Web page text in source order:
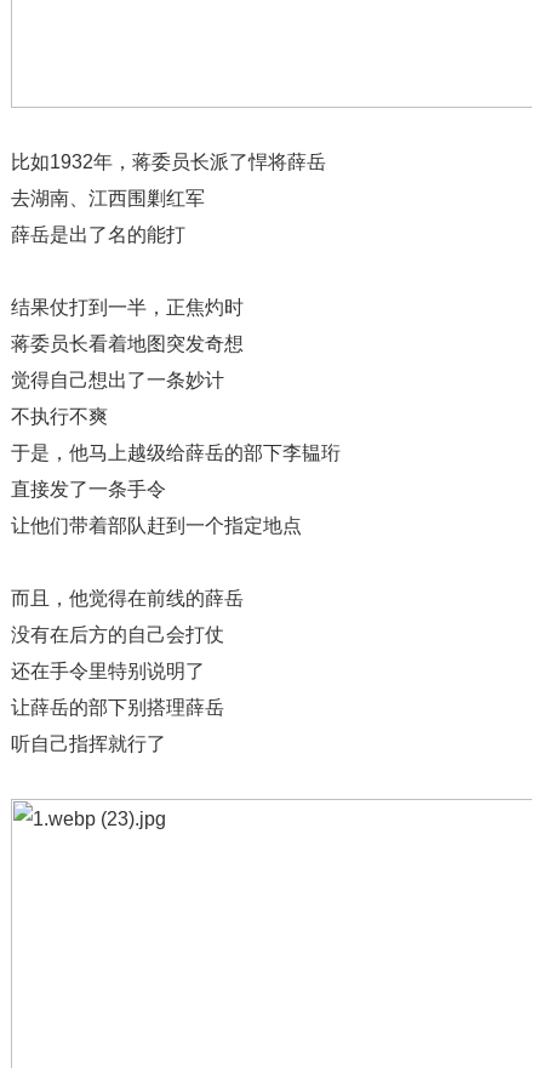
比如1932年，蒋委员长派了悍将薛岳
去湖南、江西围剿红军
薛岳是出了名的能打
结果仗打到一半，正焦灼时
蒋委员长看着地图突发奇想
觉得自己想出了一条妙计
不执行不爽
于是，他马上越级给薛岳的部下李韫珩
直接发了一条手令
让他们带着部队赶到一个指定地点
而且，他觉得在前线的薛岳
没有在后方的自己会打仗
还在手令里特别说明了
让薛岳的部下别搭理薛岳
听自己指挥就行了